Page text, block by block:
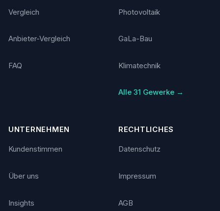
Vergleich
Anbieter-Vergleich
FAQ
Photovoltaik
GaLa-Bau
Klimatechnik
Alle 31 Gewerke →
UNTERNEHMEN
Kundenstimmen
Über uns
Insights
RECHTLICHES
Datenschutz
Impressum
AGB